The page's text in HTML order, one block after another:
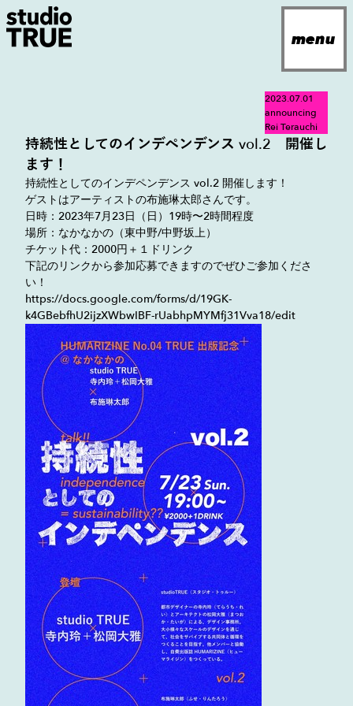
menu
jp
about
2023.07.01
announcing
Rei Terauchi
持続性としてのインデペンデンス vol.2 開催し
ます！
持続性としてのインデペンデンス vol.2 開催します！
ゲストはアーティストの布施琳太郎さんです。
日時：2023年7月23日（日）19時〜2時間程度
場所：なかなかの（東中野/中野坂上）
チケット代：2000円＋１ドリンク
下記のリンクから参加応募できますのでぜひご参加くださ
い！
https://docs.google.com/forms/d/19GK-
k4GBebfhU2ijzXWbwIBF-rUabhpMYMfj31Vva18/edit
Navigated to